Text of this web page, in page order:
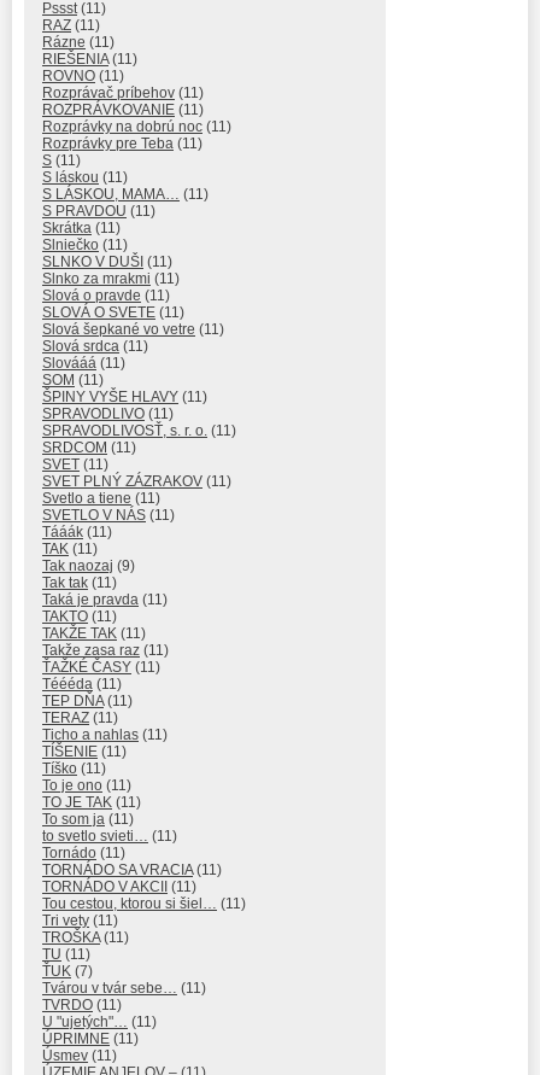
Pssst(11)
RAZ (11)
Rázne (11)
RIEŠENIA(11)
ROVNO (11)
Rozprávač príbehov (11)
ROZPRÁVKOVANIE (11)
Rozprávky na dobrú noc (11)
Rozprávky pre Teba (11)
S (11)
S láskou (11)
S LÁSKOU, MAMA… (11)
S PRAVDOU (11)
Skrátka (11)
Slniečko (11)
SLNKO V DUŠI (11)
Slnko za mrakmi (11)
Slová o pravde (11)
SLOVÁ O SVETE (11)
Slová šepkané vo vetre (11)
Slová srdca (11)
Slovááá (11)
SOM (11)
ŠPINY VYŠE HLAVY (11)
SPRAVODLIVO (11)
SPRAVODLIVOSŤ, s. r. o. (11)
SRDCOM (11)
SVET (11)
SVET PLNÝ ZÁZRAKOV (11)
Svetlo a tiene (11)
SVETLO V NÁS (11)
Tááák (11)
TAK (11)
Tak naozaj (9)
Tak tak (11)
Taká je pravda (11)
TAKTO (11)
TAKŽE TAK (11)
Takže zasa raz (11)
ŤAŽKÉ ČASY (11)
Téééda (11)
TEP DŇA(11)
TERAZ (11)
Ticho a nahlas (11)
TÍŠENIE (11)
Tíško (11)
To je ono (11)
TO JE TAK (11)
To som ja (11)
to svetlo svieti… (11)
Tornádo (11)
TORNÁDO SA VRACIA(11)
TORNÁDO V AKCII
(11)
Tou cestou, ktorou si šiel… (11)
Tri vety (11)
TROŠKA(11)
TU (11)
ŤUK (7)
Tvárou v tvár sebe… (11)
TVRDO (11)
U "ujetých"… (11)
ÚPRIMNE (11)
Úsmev (11)